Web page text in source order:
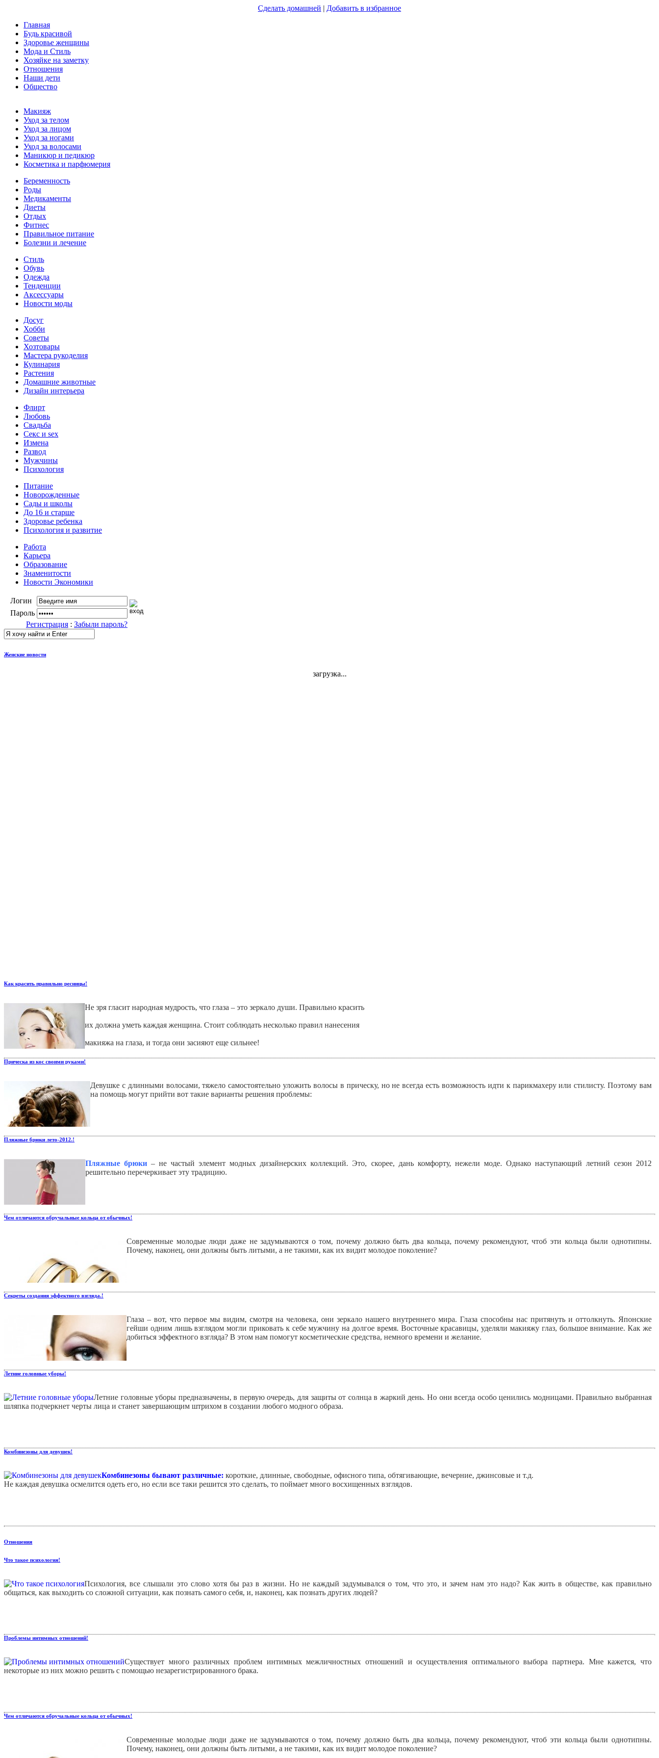
Сделать домашней | Добавить в избранное
Главная
Будь красивой
Здоровье женщины
Мода и Стиль
Хозяйке на заметку
Отношения
Наши дети
Общество
Макияж
Уход за телом
Уход за лицом
Уход за ногами
Уход за волосами
Маникюр и педикюр
Косметика и парфюмерия
Беременность
Роды
Медикаменты
Диеты
Отдых
Фитнес
Правильное питание
Болезни и лечение
Стиль
Обувь
Одежда
Тенденции
Аксессуары
Новости моды
Досуг
Хобби
Советы
Хозтовары
Мастера рукоделия
Кулинария
Растения
Домашние животные
Дизайн интерьера
Флирт
Любовь
Свадьба
Секс и sex
Измена
Развод
Мужчины
Психология
Питание
Новорожденные
Сады и школы
До 16 и старше
Здоровье ребенка
Психология и развитие
Работа
Карьера
Образование
Знаменитости
Новости Экономики
Логин
Пароль
Регистрация : Забыли пароль?
Женские новости
загрузка...
Как красить правильно ресницы!
Не зря гласит народная мудрость, что глаза – это зеркало души. Правильно красить
их должна уметь каждая женщина. Стоит соблюдать несколько правил нанесения
макияжа на глаза, и тогда они засияют еще сильнее!
Прическа из кос своими руками!
Девушке с длинными волосами, тяжело самостоятельно уложить волосы в прическу, но не всегда есть возможность идти к парикмахеру или стилисту. Поэтому вам
на помощь могут прийти вот такие варианты решения проблемы:
Пляжные брюки лето-2012.!
Пляжные брюки– не частый элемент модных дизайнерских коллекций. Это, скорее, дань комфорту, нежели моде. Однако наступающий летний сезон 2012
решительно перечеркивает эту традицию.
Чем отличаются обручальные кольца от обычных!
Современные молодые люди даже не задумываются о том, почему должно быть два кольца, почему рекомендуют, чтоб эти кольца были однотипны.
Почему, наконец, они должны быть литыми, а не такими, как их видит молодое поколение?
Секреты создания эффектного взгляда.!
Глаза – вот, что первое мы видим, смотря на человека, они зеркало нашего внутреннего мира. Глаза способны нас притянуть и оттолкнуть. Японские
гейши одним лишь взглядом могли приковать к себе мужчину на долгое время. Восточные красавицы, уделяли макияжу глаз, большое внимание. Как же
добиться эффектного взгляда? В этом нам помогут косметические средства, немного времени и желание.
Летние головные уборы!
Летние головные уборы предназначены, в первую очередь, для защиты от солнца в жаркий день. Но они всегда особо ценились модницами. Правильно выбранная
шляпка подчеркнет черты лица и станет завершающим штрихом в создании любого модного образа.
Комбинезоны для девушек!
Комбинезоны бывают различные: короткие, длинные, свободные, офисного типа, обтягивающие, вечерние, джинсовые и т.д.
Не каждая девушка осмелится одеть его, но если все таки решится это сделать, то поймает много восхищенных взглядов.
Отношения
Что такое психология!
Психология, все слышали это слово хотя бы раз в жизни. Но не каждый задумывался о том, что это, и зачем нам это надо? Как жить в обществе, как правильно
общаться, как выходить со сложной ситуации, как познать самого себя, и, наконец, как познать других людей?
Проблемы интимных отношений!
Существует много различных проблем интимных межличностных отношений и осуществления оптимального выбора партнера. Мне кажется, что
некоторые из них можно решить с помощью незарегистрированного брака.
Чем отличаются обручальные кольца от обычных!
Современные молодые люди даже не задумываются о том, почему должно быть два кольца, почему рекомендуют, чтоб эти кольца были однотипны.
Почему, наконец, они должны быть литыми, а не такими, как их видит молодое поколение?